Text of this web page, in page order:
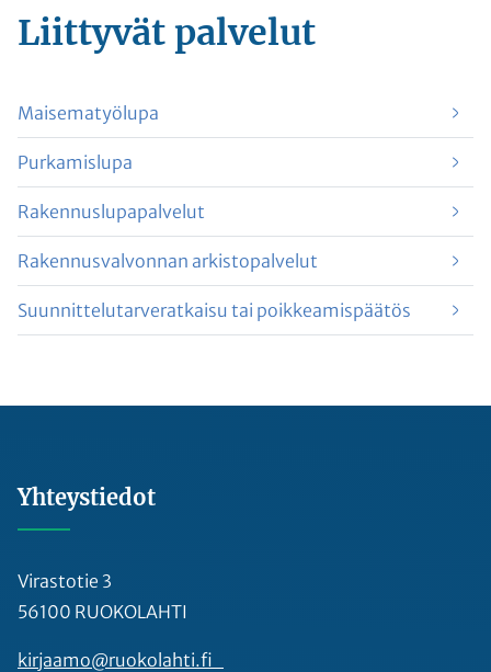
Liittyvät palvelut
Maisematyölupa
Purkamislupa
Rakennuslupapalvelut
Rakennusvalvonnan arkistopalvelut
Suunnittelutarveratkaisu tai poikkeamispäätös
Yhteystiedot
Virastotie 3
56100 RUOKOLAHTI
kirjaamo@ruokolahti.fi